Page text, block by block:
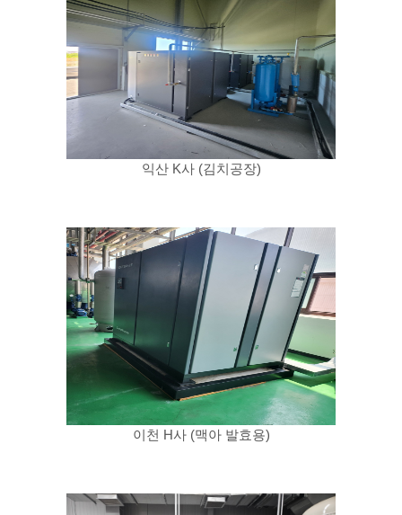
익산 K사 (김치공장)
이천 H사 (맥아 발효용)